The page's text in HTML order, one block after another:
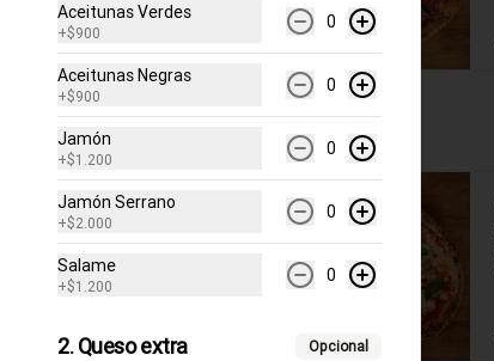
$11.900
Clásica Verace
Salsa de tomate, fior di latte, jamón
ahumado, choclo, cebolla morada,
aceitunas negras y aceite de oliva.
$15.700
Aceitunas Verdes
+$900
0
Aceitunas Negras
+$900
0
Jamón
+$1.200
0
Jamón Serrano
+$2.000
0
Salame
+$1.200
0
2. Queso extra Opcional